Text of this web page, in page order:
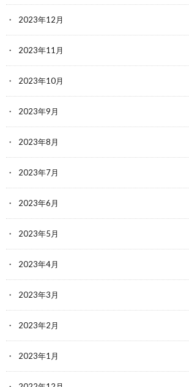
2023年12月
2023年11月
2023年10月
2023年9月
2023年8月
2023年7月
2023年6月
2023年5月
2023年4月
2023年3月
2023年2月
2023年1月